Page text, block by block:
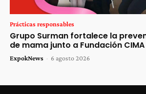
Prácticas responsables
Grupo Surman fortalece la
de mama junto a Fundación CIMA
ExpokNews - 6 agosto 2026